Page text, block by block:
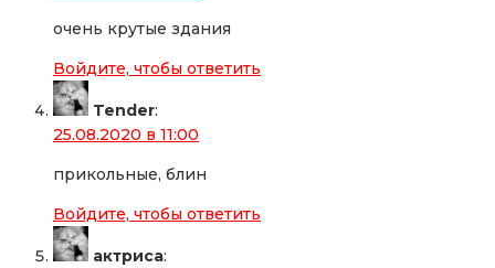
очень крутые здания
Войдите, чтобы ответить
Tender:
25.08.2020 в 11:00
прикольные, блин
Войдите, чтобы ответить
актриса: